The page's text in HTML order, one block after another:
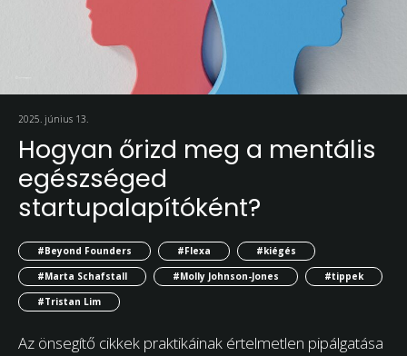
2025. június 13.
Hogyan őrizd meg a mentális
egészséged
startupalapítóként?
#Beyond Founders #Flexa
#kiégés
#Marta Schafstall
#Molly Johnson-Jones
#tippek
#Tristan Lim
Az önsegítő cikkek praktikáinak értelmetlen pipálgatása